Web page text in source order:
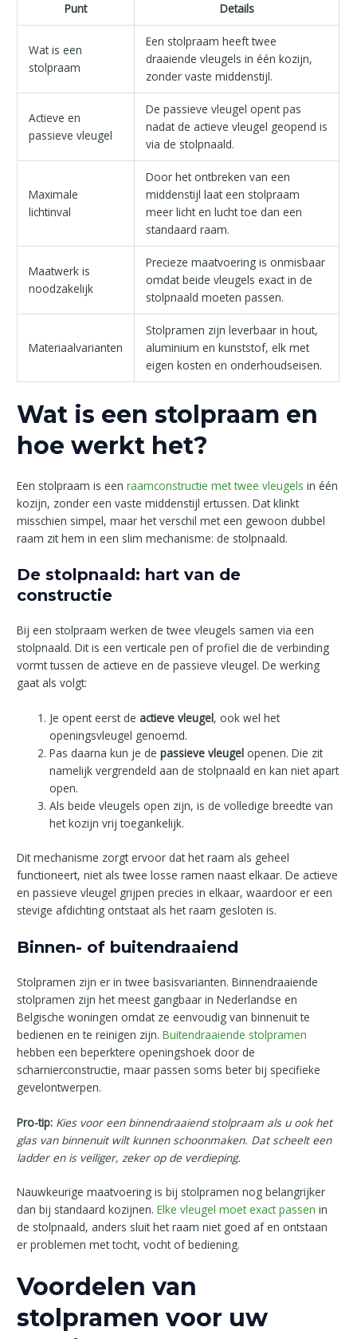
Punt Details
Wat is een
stolpraam
Een stolpraam heeft twee
draaiende vleugels in één kozijn,
zonder vaste middenstijl.
Actieve en
passieve vleugel
De passieve vleugel opent pas
nadat de actieve vleugel geopend is
via de stolpnaald.
Maximale
lichtinval
Door het ontbreken van een
middenstijl laat een stolpraam
meer licht en lucht toe dan een
standaard raam.
Maatwerk is
noodzakelijk
Precieze maatvoering is onmisbaar
omdat beide vleugels exact in de
stolpnaald moeten passen.
Materiaalvarianten
Stolpramen zijn leverbaar in hout,
aluminium en kunststof, elk met
eigen kosten en onderhoudseisen.
Wat is een stolpraam en
hoe werkt het?
Een stolpraam is eenraamconstructie met twee vleugels in één
kozijn, zonder een vaste middenstijl ertussen. Dat klinkt
misschien simpel, maar het verschil met een gewoon dubbel
raam zit hem in een slim mechanisme: de stolpnaald.
De stolpnaald: hart van de
constructie
Bij een stolpraam werken de twee vleugels samen via een
stolpnaald. Dit is een verticale pen of profiel die de verbinding
vormt tussen de actieve en de passieve vleugel. De werking
gaat als volgt:
Je opent eerst deactieve vleugel, ook wel het
openingsvleugel genoemd.
Pas daarna kun je depassieve vleugel openen. Die zit
namelijk vergrendeld aan de stolpnaald en kan niet apart
open.
Als beide vleugels open zijn, is de volledige breedte van
het kozijn vrij toegankelijk.
Dit mechanisme zorgt ervoor dat het raam als geheel
functioneert, niet als twee losse ramen naast elkaar. De actieve
en passieve vleugel grijpen precies in elkaar, waardoor er een
stevige afdichting ontstaat als het raam gesloten is.
Binnen- of buitendraaiend
Stolpramen zijn er in twee basisvarianten. Binnendraaiende
stolpramen zijn het meest gangbaar in Nederlandse en
Belgische woningen omdat ze eenvoudig van binnenuit te
bedienen en te reinigen zijn.Buitendraaiende stolpramen
hebben een beperktere openingshoek door de
scharnierconstructie, maar passen soms beter bij specifieke
gevelontwerpen.
Pro-tip: Kies voor een binnendraaiend stolpraam als u ook het
glas van binnenuit wilt kunnen schoonmaken. Dat scheelt een
ladder en is veiliger, zeker op de verdieping.
Nauwkeurige maatvoering is bij stolpramen nog belangrijker
dan bij standaard kozijnen.Elke vleugel moet exact passen in
de stolpnaald, anders sluit het raam niet goed af en ontstaan
er problemen met tocht, vocht of bediening.
Voordelen van
stolpramen voor uw